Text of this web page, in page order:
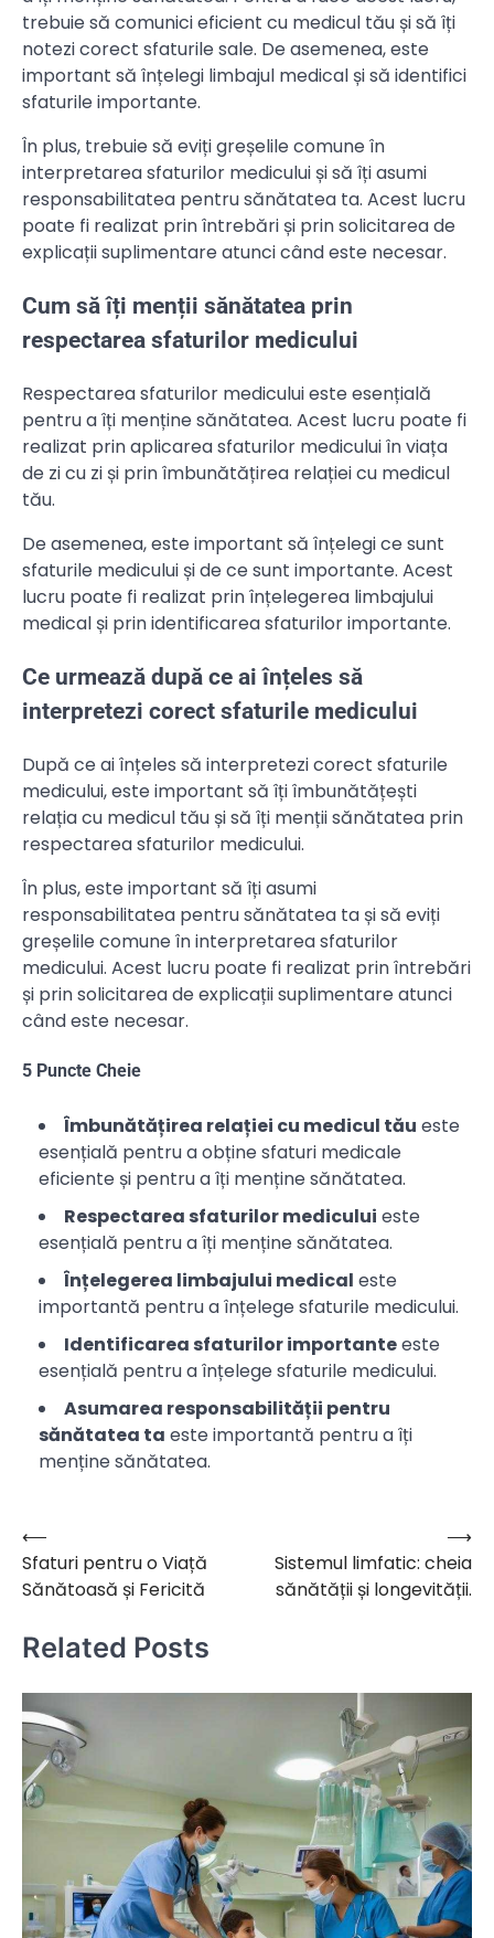
trebuie să comunici eficient cu medicul tău și să îți
notezi corect sfaturile sale. De asemenea, este
important să înțelegi limbajul medical și să identifici
sfaturile importante.
În plus, trebuie să eviți greșelile comune în
interpretarea sfaturilor medicului și să îți asumi
responsabilitatea pentru sănătatea ta. Acest lucru
poate fi realizat prin întrebări și prin solicitarea de
explicații suplimentare atunci când este necesar.
Cum să îți menții sănătatea prin
respectarea sfaturilor medicului
Respectarea sfaturilor medicului este esențială
pentru a îți menține sănătatea. Acest lucru poate fi
realizat prin aplicarea sfaturilor medicului în viața
de zi cu zi și prin îmbunătățirea relației cu medicul
tău.
De asemenea, este important să înțelegi ce sunt
sfaturile medicului și de ce sunt importante. Acest
lucru poate fi realizat prin înțelegerea limbajului
medical și prin identificarea sfaturilor importante.
Ce urmează după ce ai înțeles să
interpretezi corect sfaturile medicului
După ce ai înțeles să interpretezi corect sfaturile
medicului, este important să îți îmbunătățești
relația cu medicul tău și să îți menții sănătatea prin
respectarea sfaturilor medicului.
În plus, este important să îți asumi
responsabilitatea pentru sănătatea ta și să eviți
greșelile comune în interpretarea sfaturilor
medicului. Acest lucru poate fi realizat prin întrebări
și prin solicitarea de explicații suplimentare atunci
când este necesar.
5 Puncte Cheie
Îmbunătățirea relației cu medicul tău este
esențială pentru a obține sfaturi medicale
eficiente și pentru a îți menține sănătatea.
Respectarea sfaturilor medicului este
esențială pentru a îți menține sănătatea.
Înțelegerea limbajului medical este
importantă pentru a înțelege sfaturile medicului.
Identificarea sfaturilor importanteeste
esențială pentru a înțelege sfaturile medicului.
Asumarea responsabilității pentru
sănătatea ta este importantă pentru a îți
menține sănătatea.
Navigare
în
⟵
Sfaturi pentru o Viață
Sănătoasă și Fericită
Sistemul limfatic: cheia
sănătății și longevității.
⟶
Related Posts